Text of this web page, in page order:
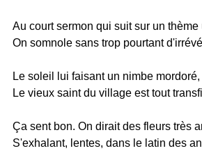
Au court sermon qui suit sur un thème
On somnole sans trop pourtant
Le soleil lui faisant un nimbe mordoré,
Le vieux saint du village est tout
Ça sent bon. On dirait des fleurs très
S'exhalant, lentes, dans le latin des